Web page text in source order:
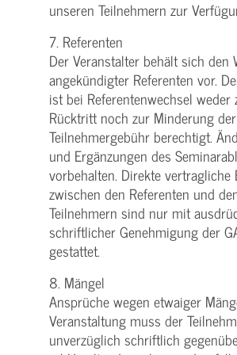
unseren Teilnehmern zur
7. Referenten
Der Veranstalter behält sich den
angekündigter Referenten vor.
ist bei Referentenwechsel weder
Rücktritt noch zur Minderung der
Teilnehmergebühr berechtigt.
und Ergänzungen des
vorbehalten. Direkte vertragliche
zwischen den Referenten und
Teilnehmern sind nur mit
schriftlicher Genehmigung der
gestattet.
8. Mängel
Ansprüche wegen etwaiger
Veranstaltung muss der
unverzüglich schriftlich